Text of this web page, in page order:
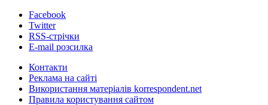
Facebook
Twitter
RSS-стрічки
E-mail розсилка
Контакти
Реклама на сайті
Використання матеріалів korrespondent.net
Правила користування сайтом